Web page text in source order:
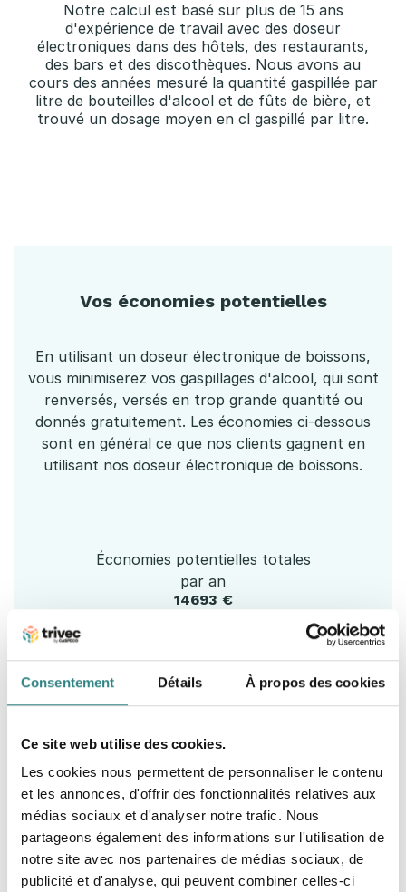
Consentement Détails À propos des cookies
Ce site web utilise des cookies.
Les cookies nous permettent de personnaliser le contenu
et les annonces, d'offrir des fonctionnalités relatives aux
médias sociaux et d'analyser notre trafic. Nous
partageons également des informations sur l'utilisation de
notre site avec nos partenaires de médias sociaux, de
publicité et d'analyse, qui peuvent combiner celles-ci
Notre calcul est basé sur plus de 15 ans
d'expérience de travail avec des doseur
électroniques dans des hôtels, des restaurants,
des bars et des discothèques. Nous avons au
cours des années mesuré la quantité gaspillée par
litre de bouteilles d'alcool et de fûts de bière, et
trouvé un dosage moyen en cl gaspillé par litre.
Vos économies potentielles
En utilisant un doseur électronique de boissons,
vous minimiserez vos gaspillages d'alcool, qui sont
renversés, versés en trop grande quantité ou
donnés gratuitement. Les économies ci-dessous
sont en général ce que nos clients gagnent en
utilisant nos doseur électronique de boissons.
Économies potentielles totales
par an
14693 €
5693 €
9000 €
En minimisant vos gaspillages d'alcool, vous n'avez
pas à acheter le même nombre de bouteilles et de
fûts, et vous êtes payé pour chaque centilitre. Nous
serions ravis de vous parler et de voir comment nous
pouvons vous aider.